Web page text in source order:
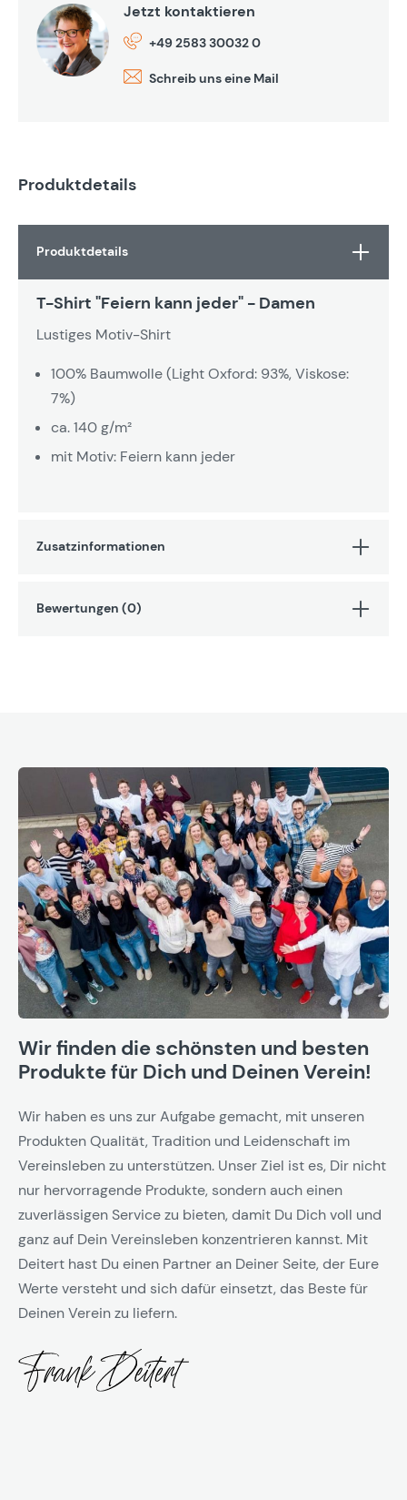
Jetzt kontaktieren
+49 2583 30032 0
Schreib uns eine Mail
Produktdetails
Produktdetails
T-Shirt "Feiern kann jeder" - Damen
Lustiges Motiv-Shirt
100% Baumwolle (Light Oxford: 93%, Viskose:
7%)
ca. 140 g/m²
mit Motiv: Feiern kann jeder
Zusatzinformationen
Bewertungen (0)
Wir finden die schönsten und besten
Produkte für Dich und Deinen Verein!
Wir haben es uns zur Aufgabe gemacht, mit unseren
Produkten Qualität, Tradition und Leidenschaft im
Vereinsleben zu unterstützen. Unser Ziel ist es, Dir nicht
nur hervorragende Produkte, sondern auch einen
zuverlässigen Service zu bieten, damit Du Dich voll und
ganz auf Dein Vereinsleben konzentrieren kannst. Mit
Deitert hast Du einen Partner an Deiner Seite, der Eure
Werte versteht und sich dafür einsetzt, das Beste für
Deinen Verein zu liefern.